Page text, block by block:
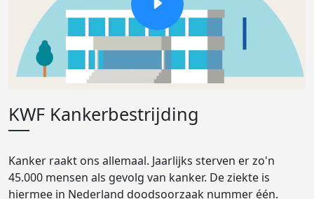
KWF Kankerbestrijding
Kanker raakt ons allemaal. Jaarlijks sterven er zo'n
45.000 mensen als gevolg van kanker. De ziekte is
hiermee in Nederland doodsoorzaak nummer één.